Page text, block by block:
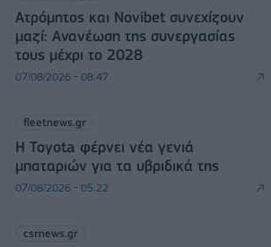
Ατρόμητος και Novibet συνεχίζουν
μαζί: Ανανέωση της συνεργασίας
τους μέχρι το 2028
07/08/2026 - 08:47
fleetnews.gr
Η Toyota φέρνει νέα γενιά
μπαταριών για τα υβριδικά της
07/08/2026 - 05:22
csrnews.gr